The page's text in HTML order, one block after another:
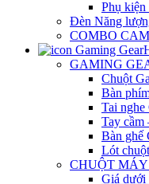
Phụ kiện
Đèn Năng
COMBO
GAMING
Chuột
Bàn
Tai nghe
Tay cầm
Bàn ghế
Lót chuột
CHUỘT
Giá dưới